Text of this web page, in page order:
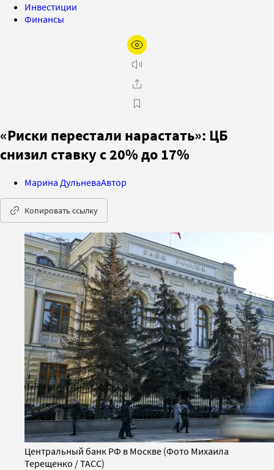
Инвестиции
Финансы
«Риски перестали нарастать»: ЦБ
снизил ставку с 20% до 17%
Марина ДульневаАвтор
Копировать ссылку
Центральный банк РФ в Москве (Фото Михаила
Терещенко / ТАСС)